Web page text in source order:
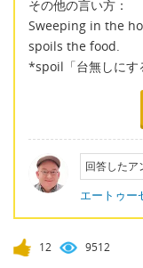
その他の言い方：
Sweeping in the
spoils the food.
*spoil「台無しにす
回答したア
エートゥー
12 9512